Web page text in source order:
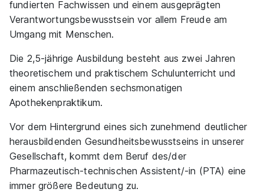
fundierten Fachwissen und einem ausgeprägten
Verantwortungsbewusstsein vor allem Freude am
Umgang mit Menschen.
Die 2,5-jährige Ausbildung besteht aus zwei Jahren
theoretischem und praktischem Schulunterricht und
einem anschließenden sechsmonatigen
Apothekenpraktikum.
Vor dem Hintergrund eines sich zunehmend deutlicher
herausbildenden Gesundheitsbewusstseins in unserer
Gesellschaft, kommt dem Beruf des/der
Pharmazeutisch-technischen Assistent/-in (PTA) eine
immer größere Bedeutung zu.